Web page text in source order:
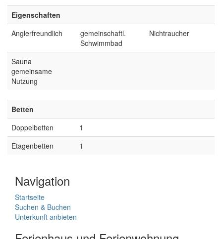
Eigenschaften
Anglerfreundlich
gemeinschaftl.
Schwimmbad
Nichtraucher
Sauna
gemeinsame
Nutzung
Betten
Doppelbetten
1
Etagenbetten
1
Navigation
Startseite
Suchen & Buchen
Unterkunft anbieten